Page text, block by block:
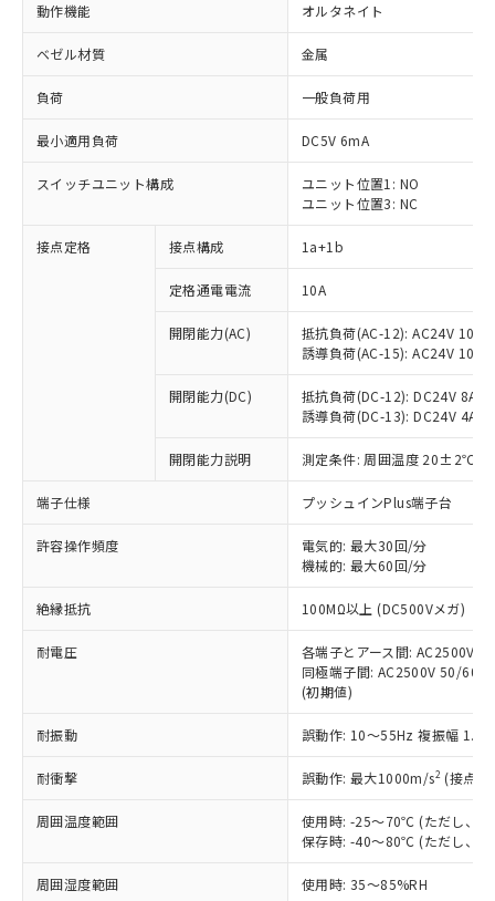
動作機能 オルタネイト
ベゼル材質 金属
負荷 一般負荷用
最小適用負荷 DC5V 6mA
スイッチユニット構成
ユニット位置1: NO
ユニット位置3: NC
接点定格 接点構成 1a+1b
定格通電電流 10A
開閉能力(AC)
抵抗負荷(AC-12): AC24V 10A/
誘導負荷(AC-15): AC24V
開閉能力(DC)
抵抗負荷(DC-12): DC24V 8A/
誘導負荷(DC-13): DC24V 4A/
開閉能力説明 測定条件: 周囲温度 20±2℃、
端子仕様 プッシュインPlus端子台
許容操作頻度
電気的: 最大30回/分
機械的: 最大60回/分
絶縁抵抗 100MΩ以上 (DC500Vメガ)
耐電圧
各端子とアース間: AC2500V
同極端子間: AC2500V 50/
(初期値)
耐振動 誤動作: 10～55Hz 複振幅
耐衝撃 誤動作: 最大1000m/s2 (接点
周囲温度範囲
使用時: -25～70℃ (ただし、氷
保存時: -40～80℃ (ただし、氷
周囲湿度範囲 使用時: 35～85%RH
ご利用条件
以下の条件をお読みいただき、同意のうえ
本サービスは、当社制御機器事業取扱
商品の当社在庫状況および標準価格
(税抜)を提供させていただくもので
当社制御機器事業取扱商品の中には、
ことをご了承ください。
在庫状況および標準価格照会結果は、
記載している更新日時点での社内デー
タに基づき作成されるものであり、閲
覧された時点での実際の在庫および標
準価格とは異なる場合があることをご
対応済み：EU RoHS指令（10物質）の
非含有に対応した製品が提供可能な商品で
対応予定：EU RoHS指令（10物質）の非含
有に対応した製品に切り替える予定のある
対応予定なし：EU RoHS指令（10物質）の
非含有に非対応の商品で、対応品を出す予
定はありません。
調査・確認中：EU RoHS指令（10物質）の
非含有の対応状況を調査中または確認中の
非該当品：ライセンス料など無形物で、有
害物質有無と関係のない商品です。
仕入先様の事情により、非含有部品として
いたものが、含有品と判明した場合などや
むを得ず変更することがあります。
*EU RoHS指令（10物質）：
鉛(Pb) 1000ppm以下、 水銀(Hg) 1000ppm以下、 カド
六価クロム(Cr(Ⅵ)) 1000ppm以下、ポリ臭化ビフェニル
「○」：最大均質材料含有率が中国RoHSの
基準値以下であることを示します。
「×」：最大均質材料含有率が中国RoHSの
基準値を超えていることを示します。
「－」：未確認です。当社販売部門へお問
*中国RoHS10物質の基準値 (GB/T26572)：
Pb(鉛) :1000ppm、 Hg(水銀) : 1000ppm、 Cd(カドミウ
ム) : 100ppm、
当社は、これら貴社製品のうち、外国
為替および外国貿易法に定める商品
（以下｢規制貨物等」という）を輸出
または国外への提供する場合は、日本
国政府の輸出許可(または役務取引許
可)を取得するなどの必要な手続きを